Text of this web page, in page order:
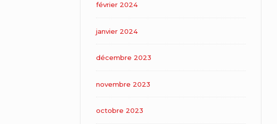
février 2024
janvier 2024
décembre 2023
novembre 2023
octobre 2023